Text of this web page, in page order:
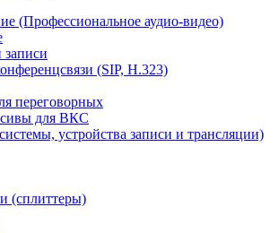
(Профессиональное аудио-видео)
(SIP, H.323)
переговорных
для ВКС
устройства записи и трансляции)
(сплиттеры)